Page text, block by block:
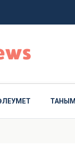
ТАНЫМ